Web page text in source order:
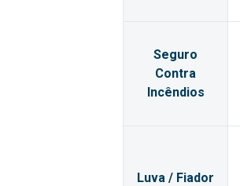
Seguro
Contra
Incêndios
Luva / Fiador